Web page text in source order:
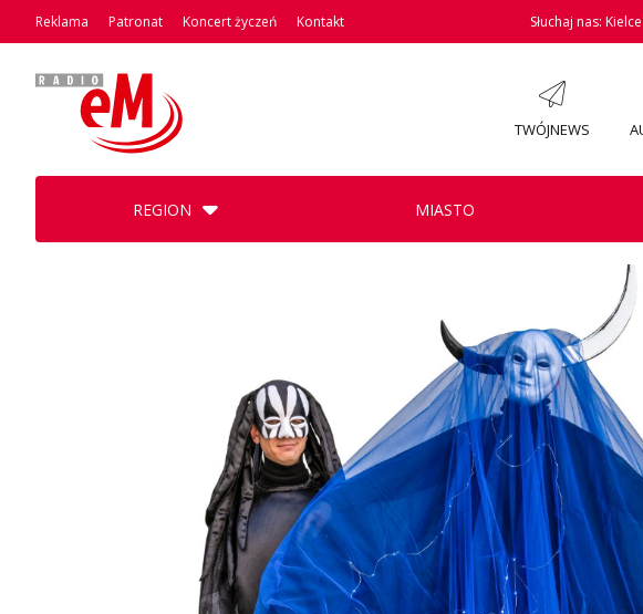
Reklama Patronat Koncert życzeń Kontakt Słuchaj nas: Kielce
TWÓJNEWS
REGION MIASTO